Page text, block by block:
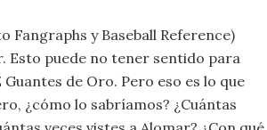
Fangraphs y Baseball Reference)
Esto puede no tener sentido para
de Oro. Pero eso es lo que
¿cómo lo sabríamos? ¿Cuántas